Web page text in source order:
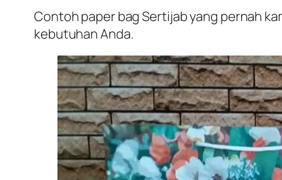
Contoh paper bag Sertijab yang pernah
kebutuhan Anda.